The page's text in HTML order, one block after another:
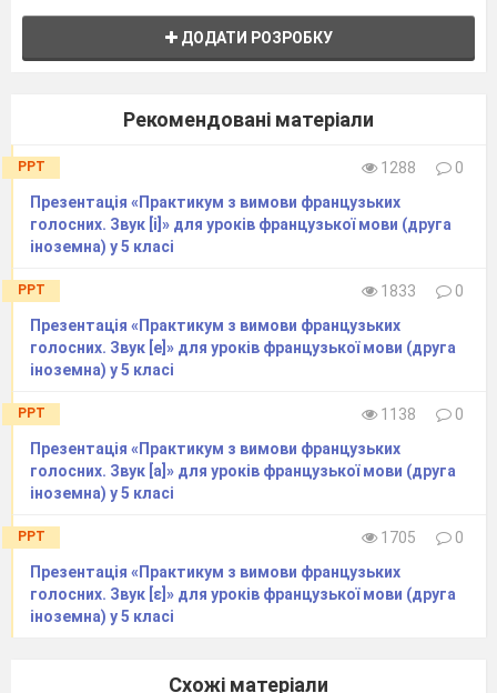
ДОДАТИ РОЗРОБКУ
Рекомендовані матеріали
PPT 1288
0
Презентація «Практикум з вимови французьких
голосних. Звук [i]» для уроків французької мови (друга
іноземна) у 5 класі
PPT 1833
0
Презентація «Практикум з вимови французьких
голосних. Звук [e]» для уроків французької мови (друга
іноземна) у 5 класі
PPT 1138
0
Презентація «Практикум з вимови французьких
голосних. Звук [а]» для уроків французької мови (друга
іноземна) у 5 класі
PPT 1705
0
Презентація «Практикум з вимови французьких
голосних. Звук [ε]» для уроків французької мови (друга
іноземна) у 5 класі
Схожі матеріали